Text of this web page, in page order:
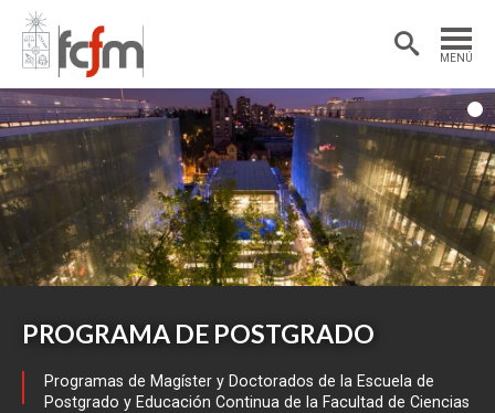
MENÚ
Estudiantes
Académicas/os
PROGRAMA DE POSTGRADO
Programas de Magíster y Doctorados de la Escuela de
Postgrado y Educación Continua de la Facultad de Ciencias
1